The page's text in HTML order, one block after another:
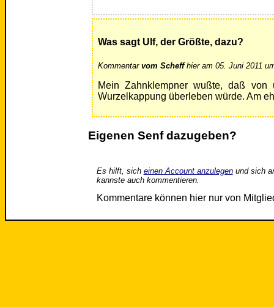
Was sagt Ulf, der Größte, dazu?
Kommentar vom Scheffhier am 05. Juni 2011
Mein Zahnklempner wußte, daß
Wurzelkappung überleben würde. Am
Eigenen Senf dazugeben?
Es hilft, sich einen Account anzulegenund sich
kannste auch kommentieren.
Kommentare können hier nur von